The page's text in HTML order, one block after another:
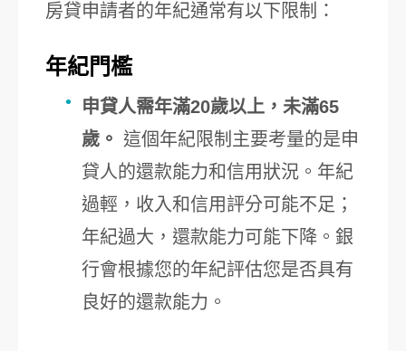
房貸申請者的年紀通常有以下限制：
年紀門檻
申貸人需年滿20歲以上，未滿65
歲。 這個年紀限制主要考量的是申
貸人的還款能力和信用狀況。年紀
過輕，收入和信用評分可能不足；
年紀過大，還款能力可能下降。銀
行會根據您的年紀評估您是否具有
良好的還款能力。